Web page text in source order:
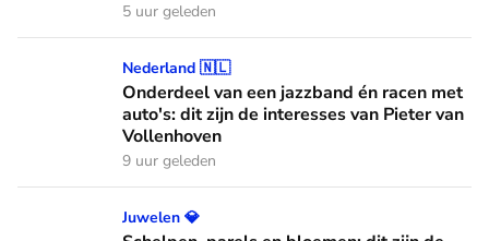
5 uur geleden
Onderdeel van een jazzband én racen met auto's: dit zijn
Nederland 🇳🇱
Onderdeel van een jazzband én racen met
auto's: dit zijn de interesses van Pieter van
Vollenhoven
9 uur geleden
Schelpen, parels en bloemen: dit zijn de Spaanse diademen
Juwelen 💎